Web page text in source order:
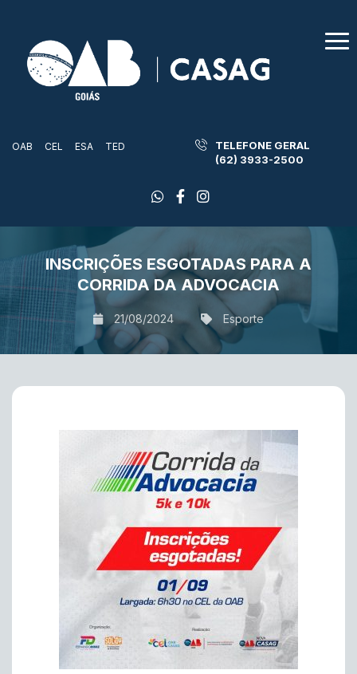
OAB CEL ESA TED
TELEFONE GERAL
(62) 3933-2500
INSCRIÇÕES ESGOTADAS PARA A
CORRIDA DA ADVOCACIA
21/08/2024 Esporte